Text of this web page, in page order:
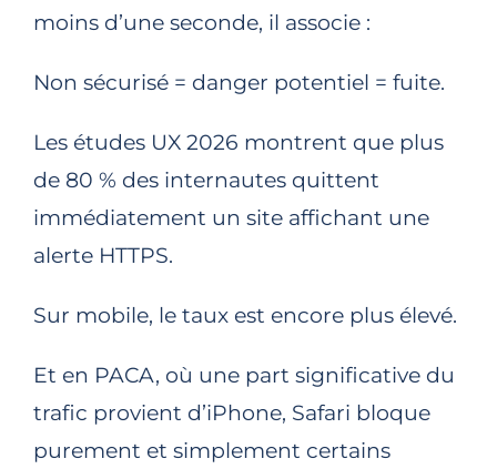
moins d’une seconde, il associe :
Non sécurisé = danger potentiel = fuite.
Les études UX 2026 montrent que plus
de 80 % des internautes quittent
immédiatement un site affichant une
alerte HTTPS.
Sur mobile, le taux est encore plus élevé.
Et en PACA, où une part significative du
trafic provient d’iPhone, Safari bloque
purement et simplement certains